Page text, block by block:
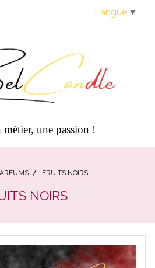
une passion !
FRUITS NOIRS
NOIRS
Langue ▼